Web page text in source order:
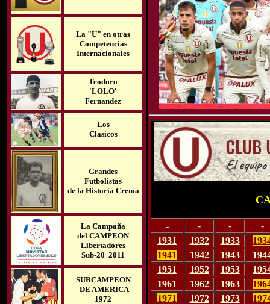
La "U" en otras
Competencias
Internacionales
Teodoro
'LOLO'
Fernandez
Los
Clasicos
Grandes
Futbolistas
de la Historia Crema
La Campaña
del CAMPEON
Libertadores
Sub-20 2011
SUBCAMPEON
DE AMERICA
1972
- - -
-
1931
1932 1933
1941
1942 1943
1951
1952 1953
1961
1962 1963
1971
1972 1973